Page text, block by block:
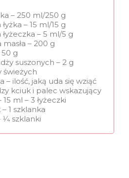
– 250 ml/250 g
łyżka – 15 ml/15 g
łyżeczka – 5 ml/5 g
masła – 200 g
50 g
suszonych – 2 g
świeżych
– ilość, jaką uda się wziąć
kciuk i palec wskazujący
15 ml – 3 łyżeczki
– 1 szklanka
szklanki